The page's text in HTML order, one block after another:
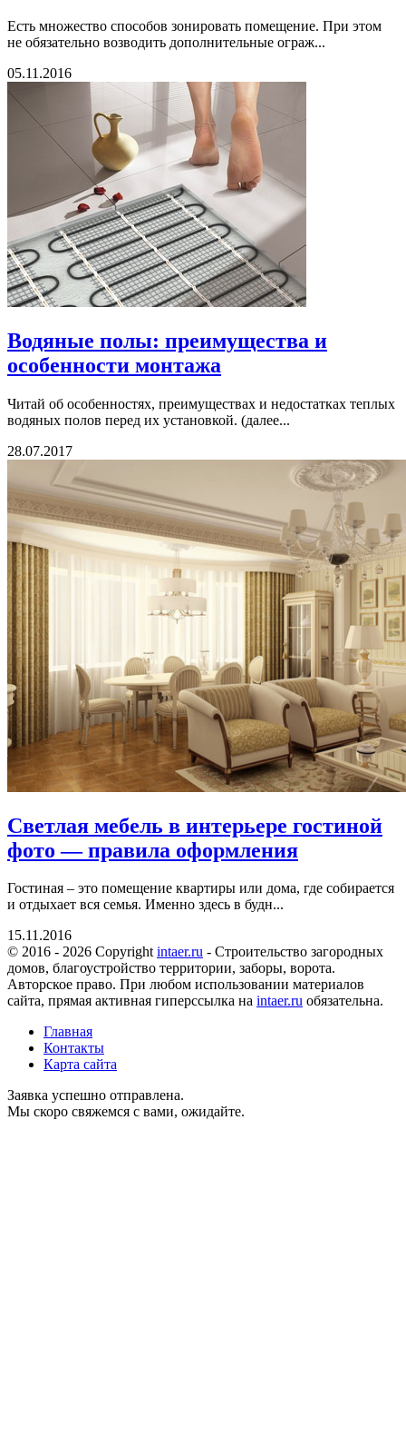
Есть множество способов зонировать помещение. При этом
не обязательно возводить дополнительные ограж...
05.11.2016
Водяные полы: преимущества и
особенности монтажа
Читай об особенностях, преимуществах и недостатках теплых
водяных полов перед их установкой. (далее...
28.07.2017
Светлая мебель в интерьере гостиной
фото — правила оформления
Гостиная – это помещение квартиры или дома, где собирается
и отдыхает вся семья. Именно здесь в будн...
15.11.2016
© 2016 - 2026 Copyrightintaer.ru - Cтроительство загородных
домов, благоустройство территории, заборы, ворота.
Авторское право. При любом использовании материалов
сайта, прямая активная гиперссылка на intaer.ru обязательна.
Главная
Контакты
Карта сайта
Заявка успешно отправлена.
Мы скоро свяжемся с вами, ожидайте.